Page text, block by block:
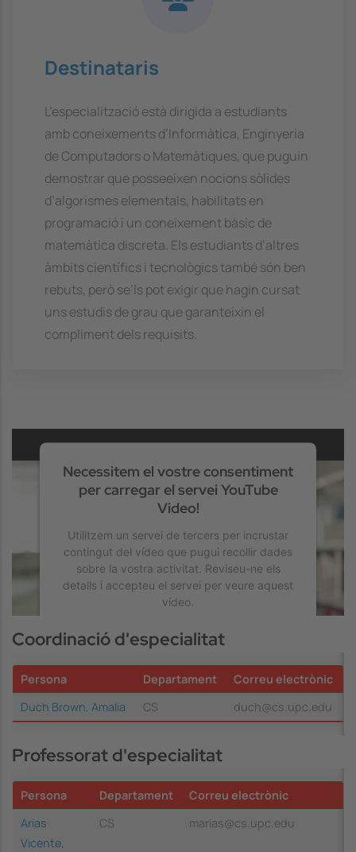
Destinataris
L’especialització està dirigida a estudiants
amb coneixements d’Informàtica, Enginyeria
de Computadors o Matemàtiques, que puguin
demostrar que posseeixen nocions sòlides
d’algorismes elementals, habilitats en
programació i un coneixement bàsic de
matemàtica discreta. Els estudiants d’altres
àmbits científics i tecnològics també són ben
rebuts, però se’ls pot exigir que hagin cursat
uns estudis de grau que garanteixin el
compliment dels requisits.
Necessitem el vostre consentiment
per carregar el servei YouTube
Video!
Utilitzem un servei de tercers per incrustar
contingut del vídeo que pugui recollir dades
sobre la vostra activitat. Reviseu-ne els
detalls i accepteu el servei per veure aquest
vídeo.
Més Informació
Accepta
powered byUsercentrics Consent
Coordinació d'especialitat
Persona Departament
Correu electrònic
Duch Brown, Amalia
CS duch@cs.upc.edu
Professorat d'especialitat
Persona Departament
Correu electrònic
Arias
Vicente,
CS marias@cs.upc.edu